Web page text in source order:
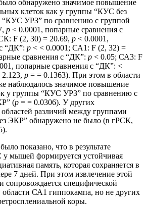
обнаружено значимое повышение
клеток как у группы “КУС без
УРЗ” по сравнению с группой
p < 0.0001, попарные сравнения с
F (2, 30) = 20.69, p < 0.0001,
“ДК”: p < < 0.0001; СА1: F (2, 32) =
сравнения с “ДК”: p < 0.05; СА3: F
попарные сравнения с “ДК”: <
p = = 0.1363). При этом в области
наблюдалось значимое повышение
у группы “КУС УРЗ” по сравнению с
(p = = 0.0306). У других
различий между группами
ЭКР” обнаружено не было (в гРСК,
показано, что в результате
мышей формируется устойчивая
память, которая сохраняется в
7 дней. При этом извлечение этой
сопровождается специфической
области СА1 гиппокампа, но не других
коры.